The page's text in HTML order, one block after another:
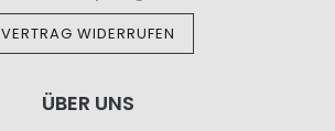
VERTRAG WIDERRUFEN
ÜBER UNS